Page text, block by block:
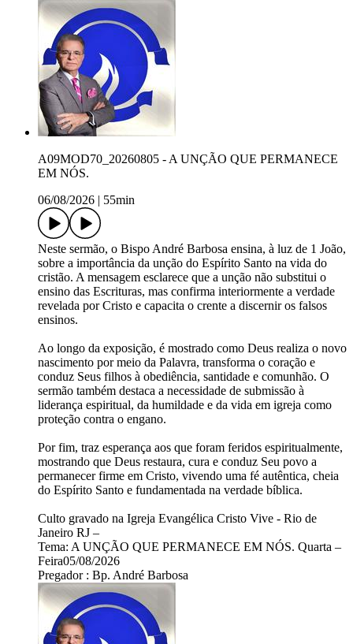
A09MOD70_20260805 - A UNÇÃO QUE PERMANECE
EM NÓS.
06/08/2026
55min
Neste sermão, o Bispo André Barbosa ensina, à luz de 1 João,
sobre a importância da unção do Espírito Santo na vida do
cristão. A mensagem esclarece que a unção não substitui o
ensino das Escrituras, mas confirma interiormente a verdade
revelada por Cristo e capacita o crente a discernir os falsos
ensinos.
Ao longo da exposição, é mostrado como Deus realiza o novo
nascimento por meio da Palavra, transforma o coração e
conduz Seus filhos à obediência, santidade e comunhão. O
sermão também destaca a necessidade de submissão à
liderança espiritual, da humildade e da vida em igreja como
proteção contra o engano.
Por fim, traz esperança aos que foram feridos espiritualmente,
mostrando que Deus restaura, cura e conduz Seu povo a
permanecer firme em Cristo, vivendo uma fé autêntica, cheia
do Espírito Santo e fundamentada na verdade bíblica.
Culto gravado na Igreja Evangélica Cristo Vive - Rio de
Janeiro RJ –
Tema: A UNÇÃO QUE PERMANECE EM NÓS. Quarta –
Feira05/08/2026
Pregador : Bp. André Barbosa